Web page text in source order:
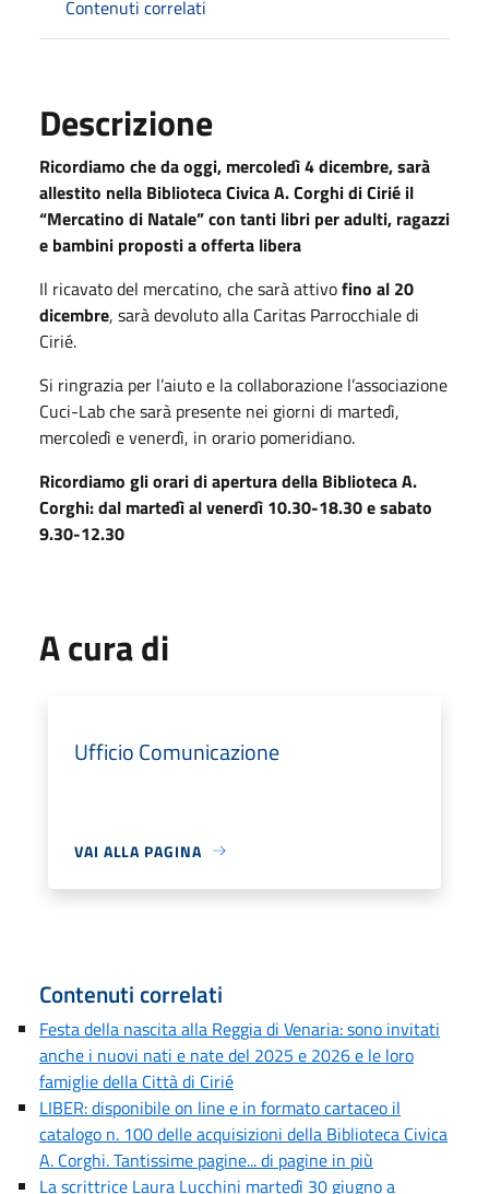
Contenuti correlati
Descrizione
Ricordiamo che da oggi, mercoledì 4 dicembre, sarà
allestito nella Biblioteca Civica A. Corghi di Cirié il
“Mercatino di Natale” con tanti libri per adulti, ragazzi
e bambini proposti a offerta libera
Il ricavato del mercatino, che sarà attivofino al 20
dicembre, sarà devoluto alla Caritas Parrocchiale di
Cirié.
Si ringrazia per l’aiuto e la collaborazione l’associazione
Cuci-Lab che sarà presente nei giorni di martedì,
mercoledì e venerdì, in orario pomeridiano.
Ricordiamo gli orari di apertura della Biblioteca A.
Corghi: dal martedì al venerdì 10.30-18.30 e sabato
9.30-12.30
A cura di
Ufficio Comunicazione
VAI ALLA PAGINA
Contenuti correlati
Festa della nascita alla Reggia di Venaria: sono invitati
anche i nuovi nati e nate del 2025 e 2026 e le loro
famiglie della Città di Cirié
LIBER: disponibile on line e in formato cartaceo il
catalogo n. 100 delle acquisizioni della Biblioteca Civica
A. Corghi. Tantissime pagine... di pagine in più
La scrittrice Laura Lucchini martedì 30 giugno a